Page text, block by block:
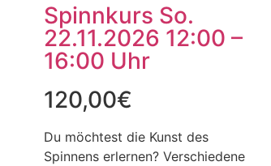
Spinnkurs So.
22.11.2026 12:00 –
16:00 Uhr
120,00€
Du möchtest die Kunst des
Spinnens erlernen? Verschiedene